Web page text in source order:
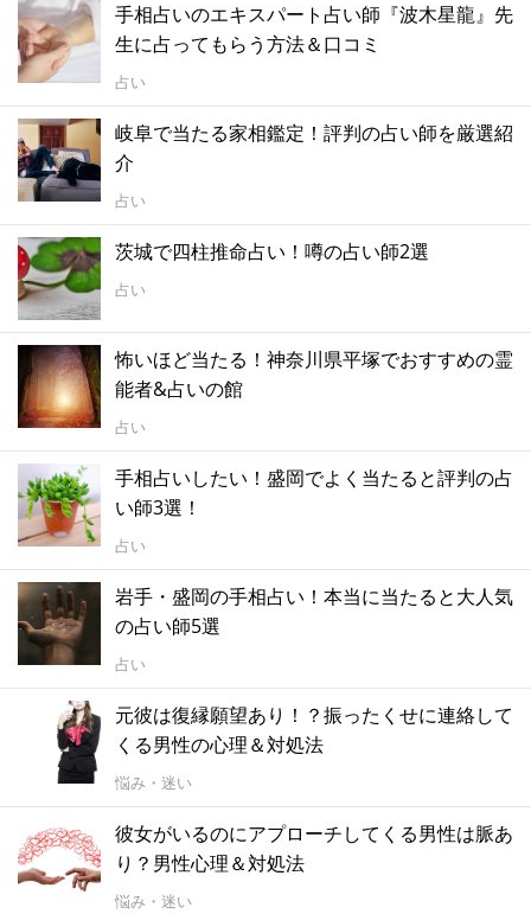
手相占いのエキスパート占い師『波木星龍』先
生に占ってもらう方法＆口コミ
占い
岐阜で当たる家相鑑定！評判の占い師を厳選紹
介
占い
茨城で四柱推命占い！噂の占い師2選
占い
怖いほど当たる！神奈川県平塚でおすすめの霊
能者&占いの館
占い
手相占いしたい！盛岡でよく当たると評判の占
い師3選！
占い
岩手・盛岡の手相占い！本当に当たると大人気
の占い師5選
占い
元彼は復縁願望あり！？振ったくせに連絡して
くる男性の心理＆対処法
悩み・迷い
彼女がいるのにアプローチしてくる男性は脈あ
り？男性心理＆対処法
悩み・迷い